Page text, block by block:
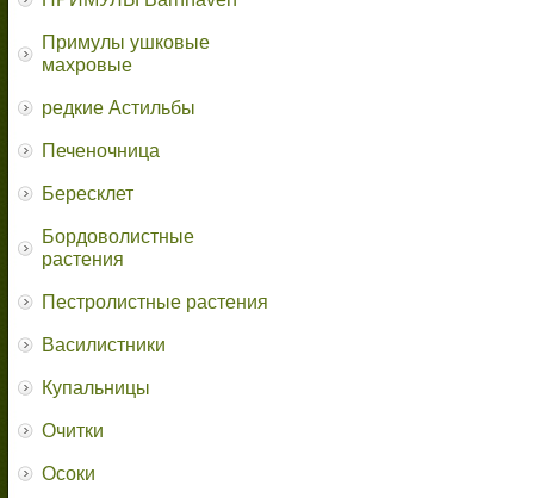
Примулы ушковые
махровые
редкие Астильбы
Печеночница
Бересклет
Бордоволистные
растения
Пестролистные растения
Василистники
Купальницы
Очитки
Осоки